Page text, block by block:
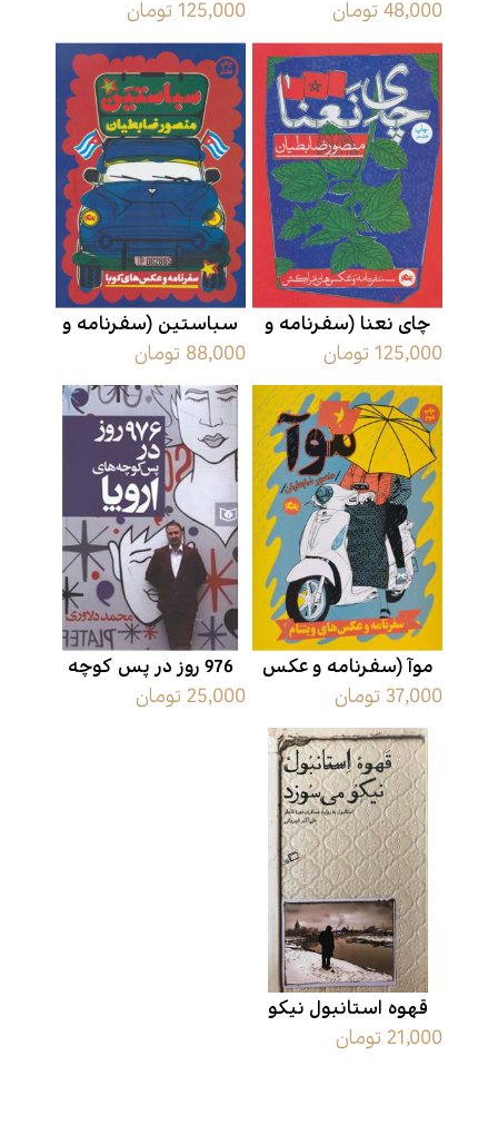
از سفرنامه ها و عکس
ها)
48,000 تومان
عکس های
تاجیکستان،آذربایجان و
گرجستان)
125,000 تومان
چای نعنا (سفرنامه و
عکس های مراکش)
125,000 تومان
سباستين (سفرنامه و
عکس های کوبا)88,000 تومان
موآ (سفرنامه و عکس
های ویتنام)37,000 تومان
976 روز در پس کوچه
های اروپا 25,000 تومان
قهوه استانبول نیکو
می‌سوزد 21,000 تومان